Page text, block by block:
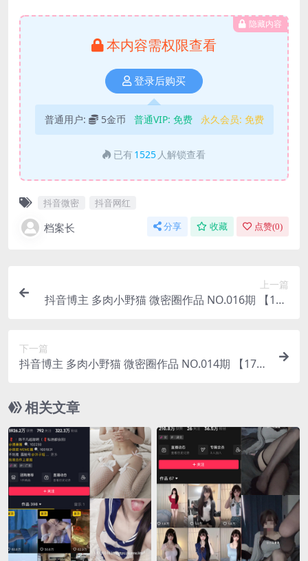
隐藏内容
本内容需权限查看
登录后购买
普通用户: 5金币 普通VIP: 免费 永久会员: 免费
已有 1525 人解锁查看
抖音微密 抖音网红
档案长 分享 收藏 点赞(0)
上一篇
抖音博主 多肉小野猫 微密圈作品 NO.016期 【12P
下一篇
抖音博主 多肉小野猫 微密圈作品 NO.014期 【17P
相关文章